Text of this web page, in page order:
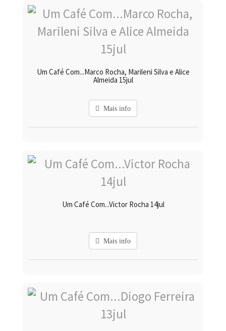
Um Café Com...Marco Rocha, Marileni Silva e Alice
Almeida 15jul
Mais info
Um Café Com...Victor Rocha 14jul
Mais info